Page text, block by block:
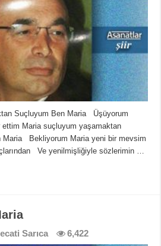
Suçluyum Ben Maria Üşüyorum
Maria suçluyum yaşamaktan
Maria Bekliyorum Maria yeni bir mevsim
Ve yenilmişliğiyle sözlerimin …
Sarıca 6,422